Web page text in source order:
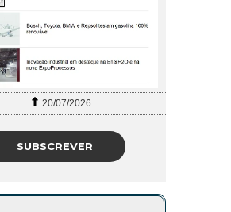
20/07/2026
SUBSCREVER